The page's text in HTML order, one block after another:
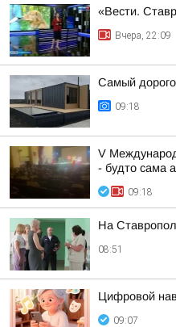
«Вести.
Вчера, 22:09
Самый
09:18
V
- будто сама
09:18
На
08:51
Цифровой
09:07